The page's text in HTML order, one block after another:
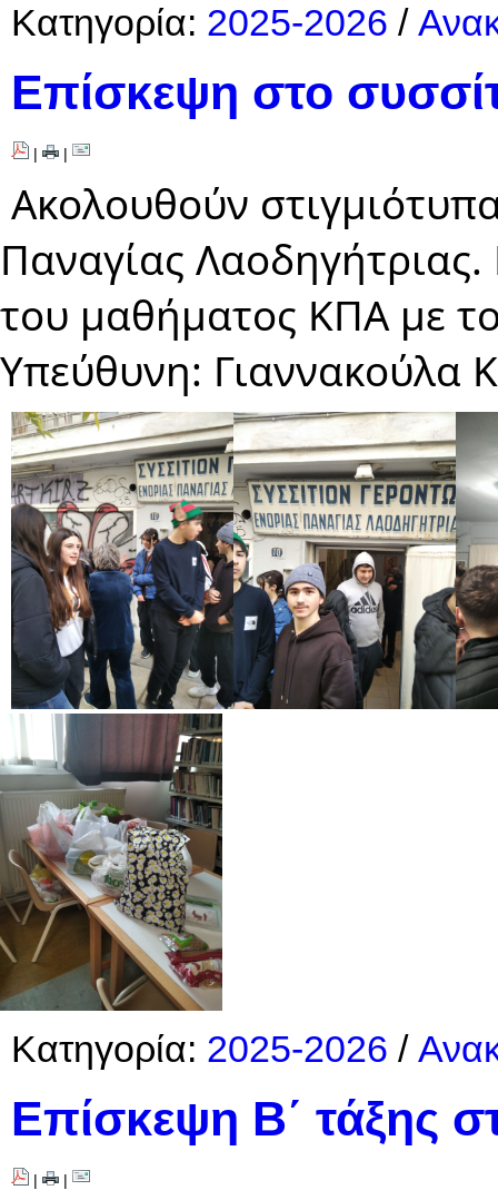
Κατηγορία: 2025-2026 /
Επίσκεψη στο
| |
Ακολουθούν
Παναγίας Λαοδηγήτριας.
του μαθήματος ΚΠΑ με
Υπεύθυνη: Γιαννακούλα
Κατηγορία: 2025-2026 /
Επίσκεψη Β΄ τάξης
| |